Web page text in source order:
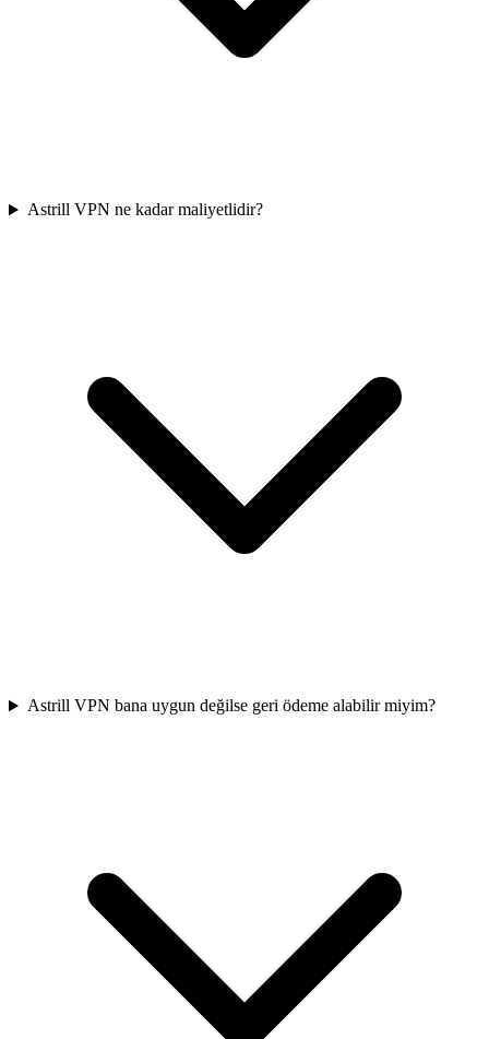
Astrill VPN ne kadar maliyetlidir?
Astrill VPN bana uygun değilse geri ödeme alabilir miyim?